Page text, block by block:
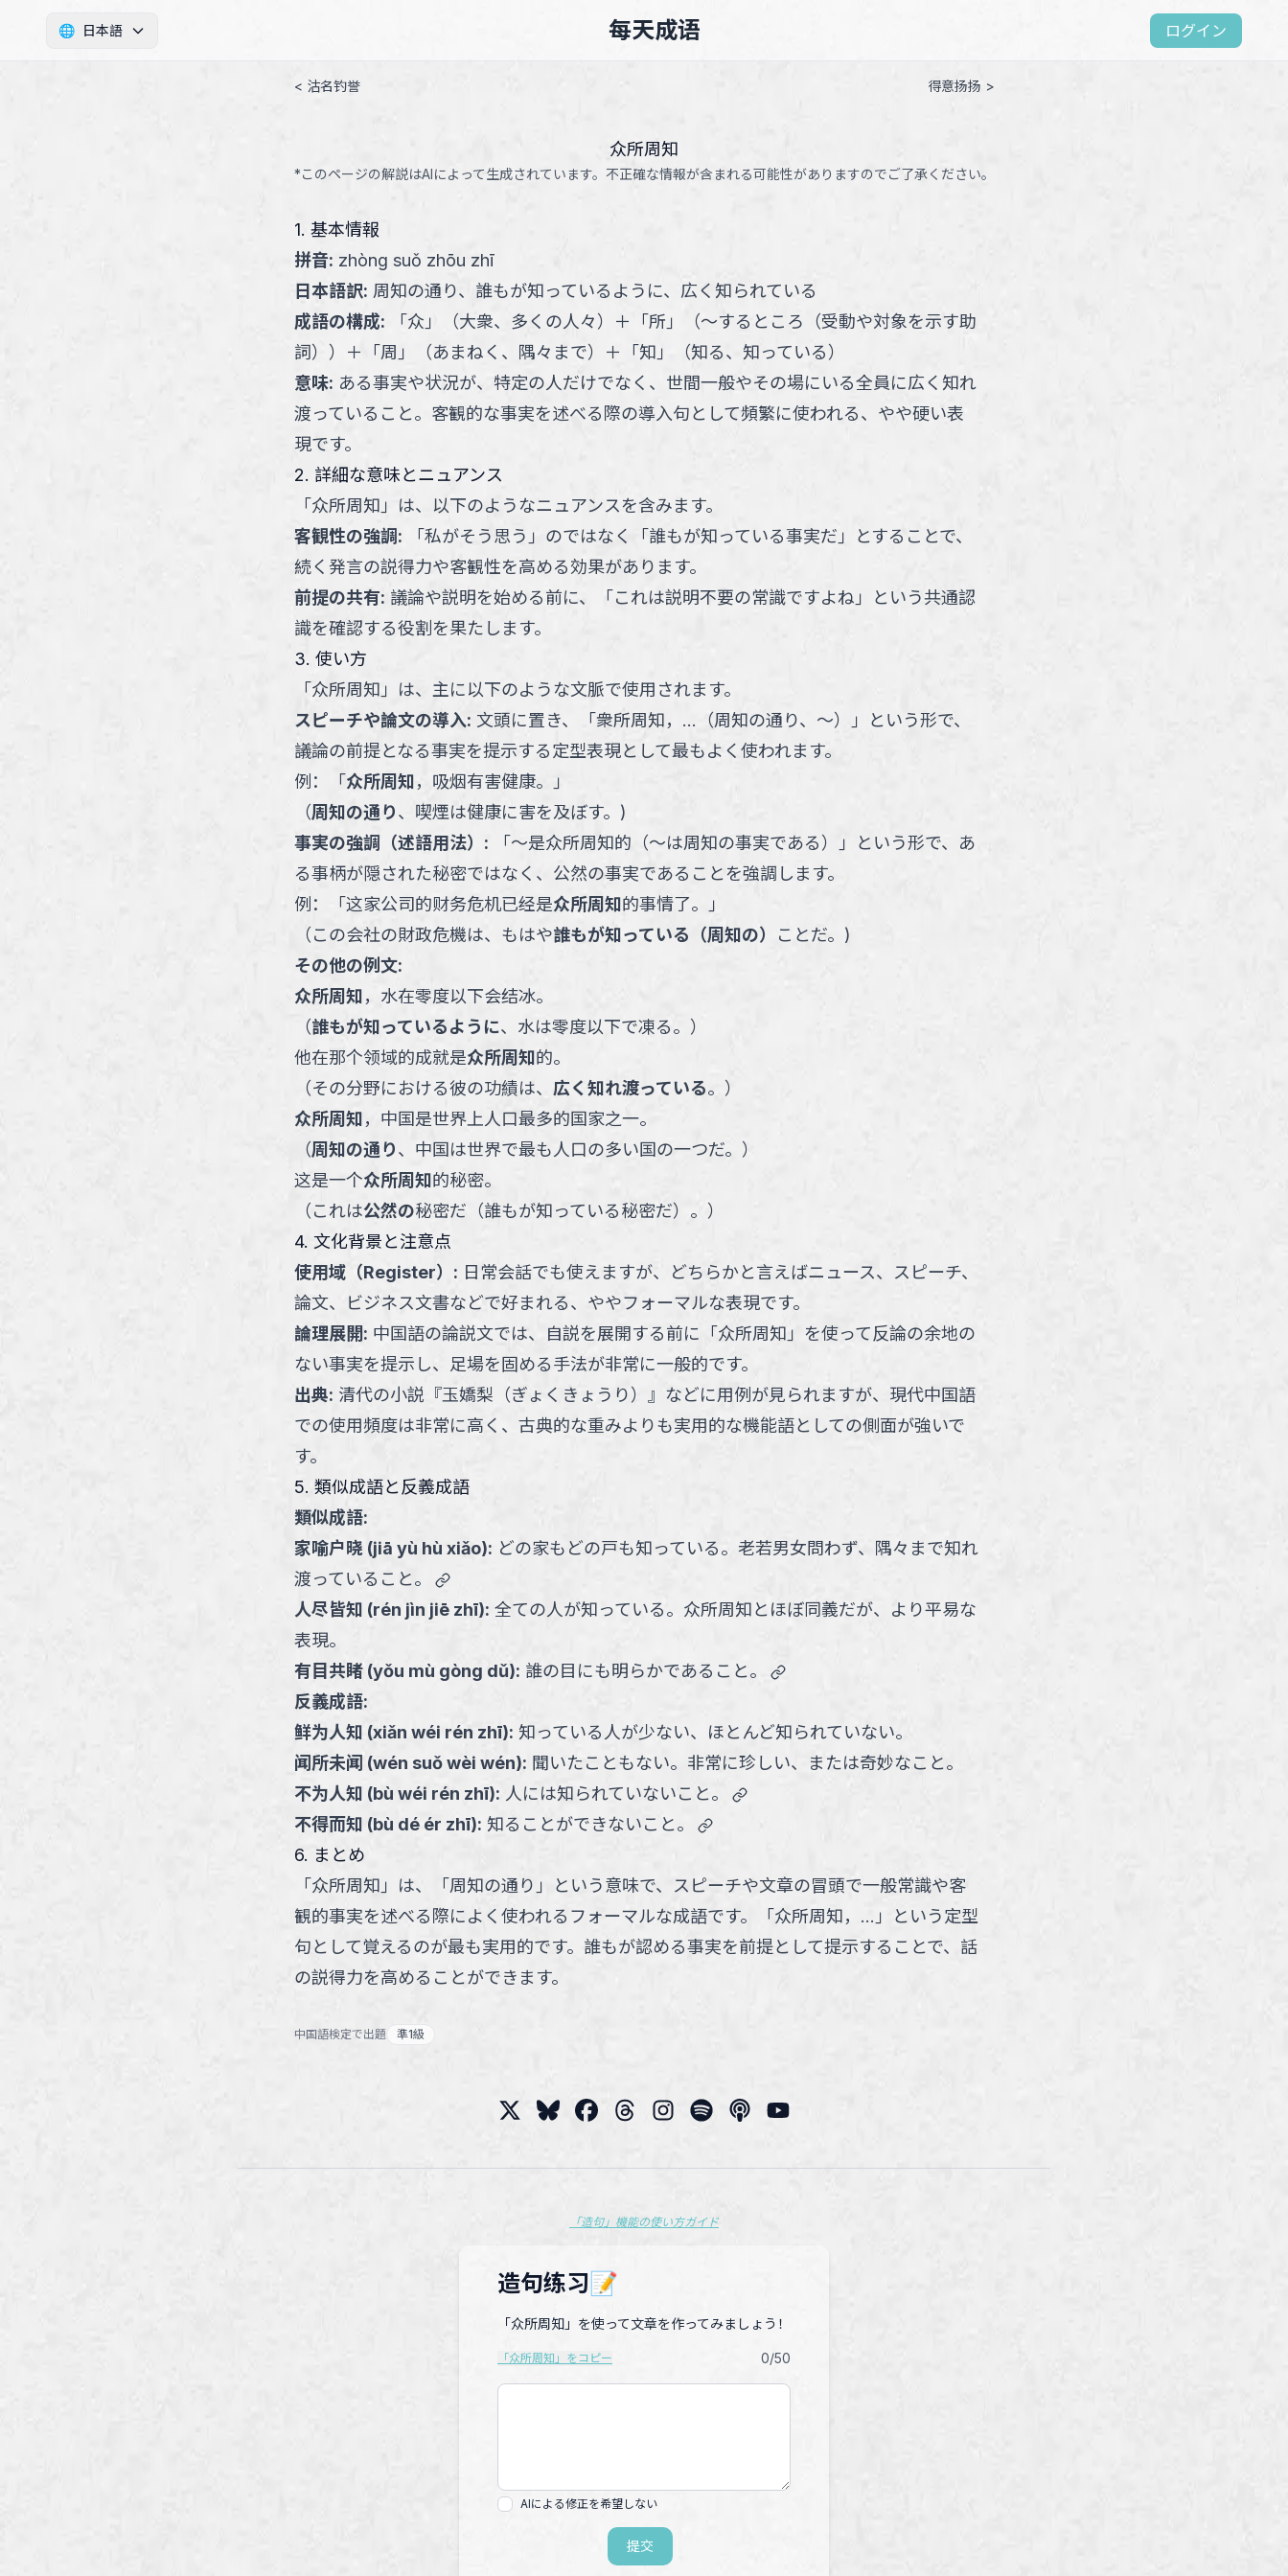
🌐 日本語 每天成语 ログイン
< 沽名钓誉 得意扬扬 >
众所周知
*このページの解説はAIによって生成されています。不正確な情報が含まれる可能性がありますのでご了承ください。
1. 基本情報
拼音: zhòng suǒ zhōu zhī
日本語訳: 周知の通り、誰もが知っているように、広く知られている
成語の構成: 「众 」 （大衆、多くの人々） ＋ 「所 」 （～するところ（受動や対象を示す助
詞） ） ＋ 「周 」 （あまねく、隅々まで） ＋ 「知 」 （知る、知っている）
意味: ある事実や状況が、特定の人だけでなく、世間一般やその場にいる全員に広く知れ
渡っていること。客観的な事実を述べる際の導入句として頻繁に使われる、やや硬い表
現です。
2. 詳細な意味とニュアンス
「众所周知 」
は、以下のようなニュアンスを含みます。
客観性の強調:
「私がそう思う」のではなく「誰もが知っている事実だ」とすることで、
続く発言の説得力や客観性を高める効果があります。
前提の共有: 議論や説明を始める前に、「これは説明不要の常識ですよね」という共通認
識を確認する役割を果たします。
3. 使い方
「众所周知 」
は、主に以下のような文脈で使用されます。
スピーチや論文の導入: 文頭に置き、「衆所周知，...（周知の通り、～）」という形で、
議論の前提となる事実を提示する定型表現として最もよく使われます。
例：
「众所周知 ，吸烟有害健康。
」
（周知の通り、喫煙は健康に害を及ぼす。 )
事実の強調（述語用法） :
「～是众所周知的（～は周知の事実である）」という形で、あ
る事柄が隠された秘密ではなく、公然の事実であることを強調します。
例：
「这家公司的财务危机已经是众所周知的事情了。
」
（この会社の財政危機は、もはや誰もが知っている（周知の） ことだ。 )
その他の例文:
众所周知 ，水在零度以下会结冰。
（誰もが知っているように、水は零度以下で凍る。 ）
他在那个领域的成就是众所周知的。
（その分野における彼の功績は、 広く知れ渡っている。 ）
众所周知 ，中国是世界上人口最多的国家之一。
（周知の通り、中国は世界で最も人口の多い国の一つだ。 ）
这是一个众所周知的秘密。
（これは公然の秘密だ（誰もが知っている秘密だ）。 ）
4. 文化背景と注意点
使用域（Register） : 日常会話でも使えますが、どちらかと言えばニュース、スピーチ、
論文、ビジネス文書などで好まれる、ややフォーマルな表現です。
論理展開: 中国語の論説文では、自説を展開する前に「众所周知」を使って反論の余地の
ない事実を提示し、足場を固める手法が非常に一般的です。
出典: 清代の小説『玉嬌梨（ぎょくきょうり）』などに用例が見られますが、現代中国語
での使用頻度は非常に高く、古典的な重みよりも実用的な機能語としての側面が強いで
す。
5. 類似成語と反義成語
類似成語:
家喻户晓(jiā yù hù xiǎo): どの家もどの戸も知っている。老若男女問わず、隅々まで知れ
渡っていること。
link
人尽皆知 (rén jìn jiē zhī): 全ての人が知っている。众所周知とほぼ同義だが、より平易な
表現。
有目共睹(yǒu mù gòng dǔ): 誰の目にも明らかであること。
link
反義成語:
鲜为人知 (xiǎn wéi rén zhī): 知っている人が少ない、ほとんど知られていない。
闻所未闻 (wén suǒ wèi wén): 聞いたこともない。非常に珍しい、または奇妙なこと。
不为人知 (bù wéi rén zhī): 人には知られていないこと。
link
不得而知 (bù dé ér zhī): 知ることができないこと。
link
6. まとめ
「众所周知」は、「周知の通り」という意味で、スピーチや文章の冒頭で一般常識や客
観的事実を述べる際によく使われるフォーマルな成語です。「众所周知，...」という定型
句として覚えるのが最も実用的です。誰もが認める事実を前提として提示することで、話
の説得力を高めることができます。
中国語検定で出題 準1級
「造句」機能の使い方ガイド
造句练习📝
「众所周知」を使って文章を作ってみましょう！
「众所周知」をコピー 0/50
AIによる修正を希望しない
提交